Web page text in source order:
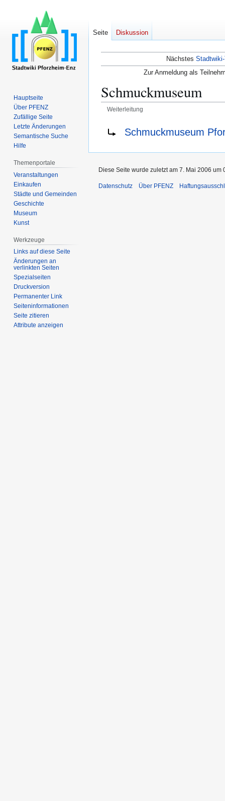
Nächstes
Zur Anmeldung als
Schmuckmuseum
Weiterleitung
Navigation
Suche
Weiterleitung nach:
Schmuckmuseum
Seite Diskussion
Hauptseite
Über PFENZ
Zufällige Seite
Letzte Änderungen
Semantische Suche
Hilfe
Themenportale
Veranstaltungen
Einkaufen
Städte und Gemeinden
Geschichte
Museum
Kunst
Werkzeuge
Links auf diese Seite
Änderungen an
verlinkten Seiten
Spezialseiten
Druckversion
Permanenter Link
Seiten­­informationen
Seite zitieren
Attribute anzeigen
Diese Seite wurde zuletzt am 7. Mai 2006 um
Datenschutz Über PFENZ